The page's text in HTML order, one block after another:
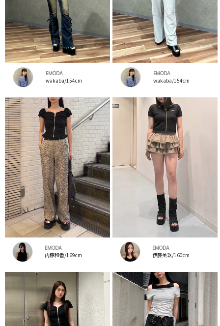
EMODA
wakaba/154cm
EMODA
wakaba/154cm
EMODA
内藤和香/169cm
EMODA
伊藤美玖/160cm